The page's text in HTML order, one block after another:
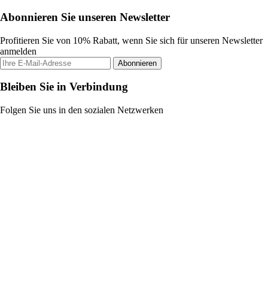
Abonnieren Sie unseren Newsletter
Profitieren Sie von 10% Rabatt, wenn Sie sich für unseren Newsletter
anmelden
Abonnieren
Bleiben Sie in Verbindung
Folgen Sie uns in den sozialen Netzwerken